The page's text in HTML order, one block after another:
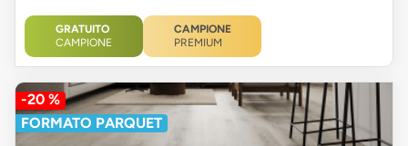
GRATUITO
CAMPIONE
CAMPIONE
PREMIUM
-20 %
FORMATO PARQUET